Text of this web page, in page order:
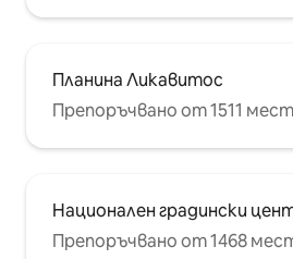
Планина Ликавитос
Препоръчвано от 1511
Национален градински
Препоръчвано от 1468